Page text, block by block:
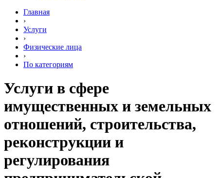
Главная
›
Услуги
›
Физические лица
›
По категориям
Услуги в сфере
имущественных и земельных
отношений, строительства,
реконструкции и
регулирования